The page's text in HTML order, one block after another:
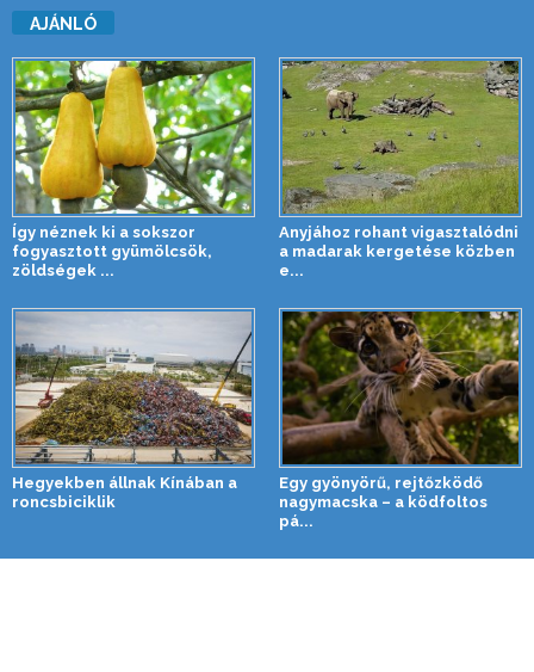
AJÁNLÓ
Így néznek ki a sokszor
fogyasztott gyümölcsök,
zöldségek ...
Anyjához rohant vigasztalódni
a madarak kergetése közben
e...
Hegyekben állnak Kínában a
roncsbiciklik
Egy gyönyörű, rejtőzködő
nagymacska – a ködfoltos
pá...